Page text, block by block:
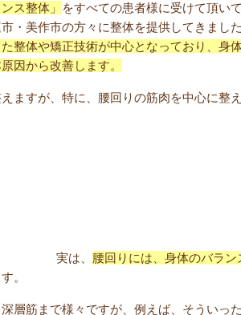
ンス整体」
をすべての患者様に受けて頂い
・美作市の方々に整体を提供してきまし
整体や矯正技術が中心となっており、身
因から改善します。
ますが、特に、腰回りの筋肉を中心に整え
実は、 腰回りには、身体のバラン
。
層筋まで様々ですが、例えば、そういっ